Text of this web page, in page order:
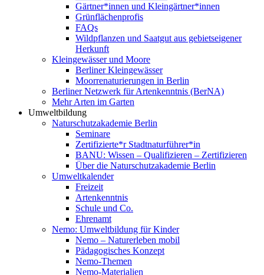
Gärtner*innen und Kleingärtner*innen
Grünflächenprofis
FAQs
Wildpflanzen und Saatgut aus gebietseigener
Herkunft
Kleingewässer und Moore
Berliner Kleingewässer
Moorrenaturierungen in Berlin
Berliner Netzwerk für Artenkenntnis (BerNA)
Mehr Arten im Garten
Umweltbildung
Naturschutzakademie Berlin
Seminare
Zertifizierte*r Stadtnaturführer*in
BANU: Wissen – Qualifizieren – Zertifizieren
Über die Naturschutzakademie Berlin
Umweltkalender
Freizeit
Artenkenntnis
Schule und Co.
Ehrenamt
Nemo: Umweltbildung für Kinder
Nemo – Naturerleben mobil
Pädagogisches Konzept
Nemo-Themen
Nemo-Materialien